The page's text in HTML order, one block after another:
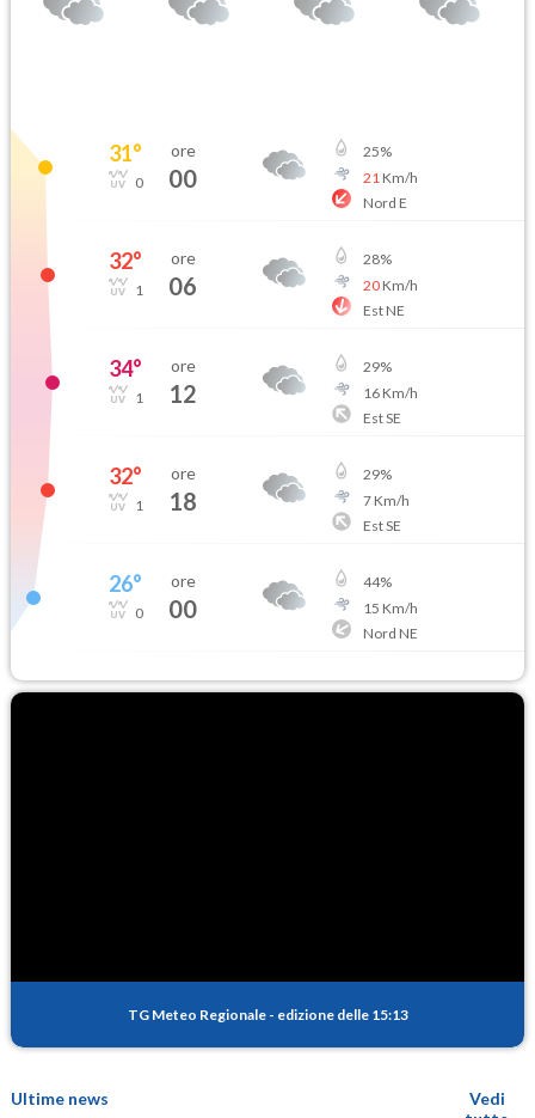
31°
0
ore
00
25%
21 Km/h
Nord E
32°
1
ore
06
28%
20Km/h
Est NE
34°
1
ore
12
29%
16Km/h
Est SE
32°
1
ore
18
29%
7Km/h
Est SE
26°
0
ore
00
44%
15 Km/h
Nord NE
TG Meteo Regionale - edizione delle 15:13
Ultime news
Vedi